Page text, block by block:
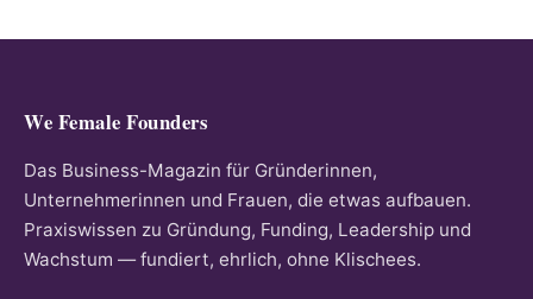
We Female Founders
Das Business-Magazin für Gründerinnen,
Unternehmerinnen und Frauen, die etwas aufbauen.
Praxiswissen zu Gründung, Funding, Leadership und
Wachstum — fundiert, ehrlich, ohne Klischees.